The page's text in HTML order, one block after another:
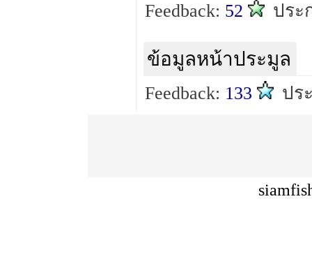
Feedback: 52 ประ
ข้อมูลหน้าประมูล
Feedback: 133 ปร